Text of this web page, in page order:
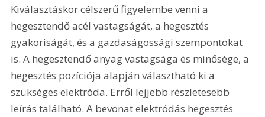
Kiválasztáskor célszerű figyelembe venni a
hegesztendő acél vastagságát, a hegesztés
gyakoriságát, és a gazdaságossági szempontokat
is. A hegesztendő anyag vastagsága és minősége, a
hegesztés pozíciója alapján választható ki a
szükséges elektróda. Erről lejjebb részletesebb
leírás található. A bevonat elektródás hegesztés